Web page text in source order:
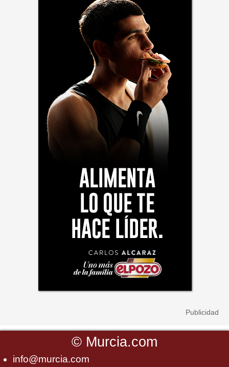
© Murcia.com
info@murcia.com